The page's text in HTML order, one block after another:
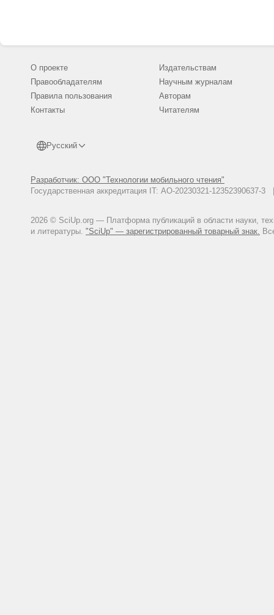
О проекте
Правообладателям
Правила пользования
Контакты
Русский
Разработчик: ООО "Технологии мобильного чтения"
Государственная аккредитация IT: АО-20230321-
2026 © SciUp.org — Платформа публикаций в области науки,
и литературы. "SciUp" — зарегистрированный товарный знак.
Издательствам
Научным журналам
Авторам
Читателям